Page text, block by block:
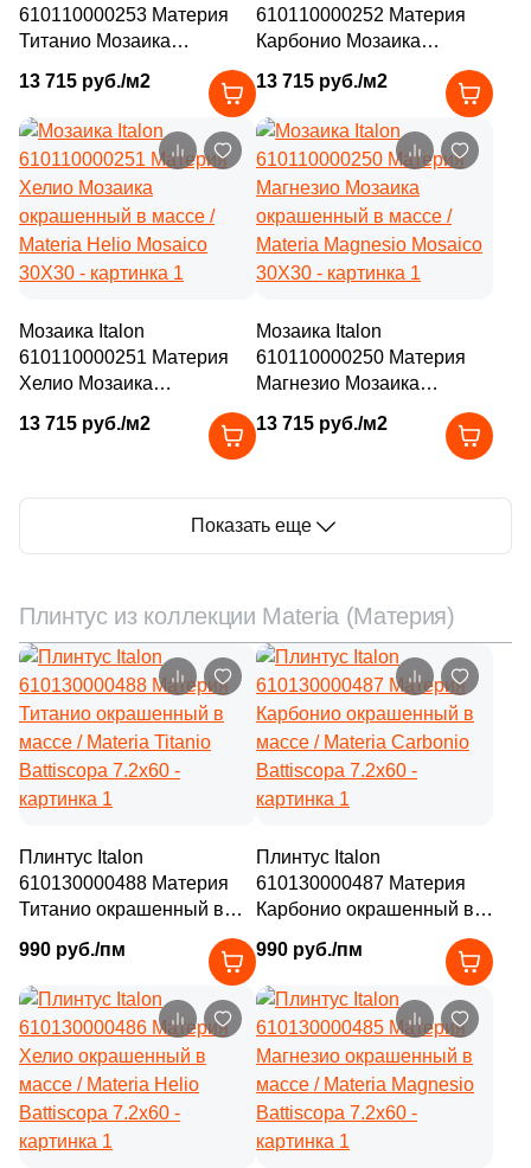
610110000253 Материя
Титанио Мозаика
Materia Titanio Mosaico
30X30
13 715 руб./м2
610110000252 Материя
Карбонио Мозаика
Materia Carbonio Mosaico
30X30
13 715 руб./м2
Мозаика Italon
610110000251 Материя
Хелио Мозаика
Materia Helio Mosaico
13 715 руб./м2
Мозаика Italon
610110000250 Материя
Магнезио Мозаика
Materia Magnesio Mosaico
13 715 руб./м2
Показать еще
Плинтус из коллекции Materia (Материя)
Плинтус Italon
610130000488 Материя
Титанио окрашенный в
Battiscopa 7.2х60
990 руб./пм
Плинтус Italon
610130000487 Материя
Карбонио окрашенный в
массе / Materia Carbonio
Battiscopa 7.2х60
990 руб./пм